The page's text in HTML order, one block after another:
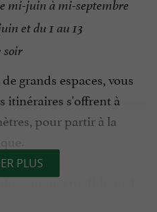
mi-juin à mi-septembre
et du 1 au 13
soir
grands espaces, vous
itinéraires s'offrent à
pour partir à la
camping traditionnel
PLUS